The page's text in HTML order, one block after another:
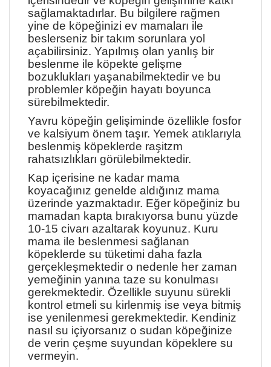
sağlamaktadırlar. Bu bilgilere rağmen
yine de köpeğinizi ev mamaları ile
beslerseniz bir takım sorunlara yol
açabilirsiniz. Yapılmış olan yanlış bir
beslenme ile köpekte gelişme
bozuklukları yaşanabilmektedir ve bu
problemler köpeğin hayatı boyunca
sürebilmektedir.
Yavru köpeğin gelişiminde özellikle fosfor
ve kalsiyum önem taşır. Yemek atıklarıyla
beslenmiş köpeklerde raşitzm
rahatsızlıkları görülebilmektedir.
Kap içerisine ne kadar mama
koyacağınız genelde aldığınız mama
üzerinde yazmaktadır. Eğer köpeğiniz bu
mamadan kapta bırakıyorsa bunu yüzde
10-15 civarı azaltarak koyunuz. Kuru
mama ile beslenmesi sağlanan
köpeklerde su tüketimi daha fazla
gerçekleşmektedir o nedenle her zaman
yemeğinin yanına taze su konulması
gerekmektedir. Özellikle suyunu sürekli
kontrol etmeli su kirlenmiş ise veya bitmiş
ise yenilenmesi gerekmektedir. Kendiniz
nasıl su içiyorsanız o sudan köpeğinize
de verin çeşme suyundan köpeklere su
vermeyin.